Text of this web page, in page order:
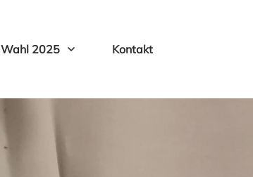
Wahl 2025 Kontakt